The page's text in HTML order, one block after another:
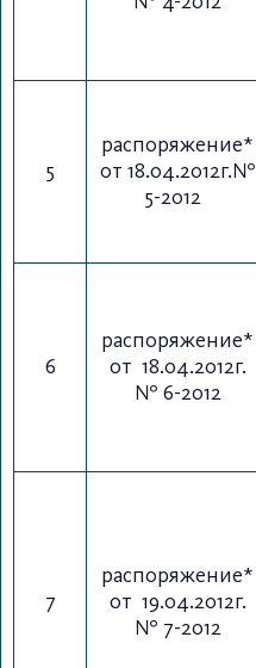
5
распоряжение*
от 18.04.2012г.№
5-2012
6
распоряжение*
от 18.04.2012г.
№ 6-2012
7
распоряжение*
от 19.04.2012г.
№ 7-2012